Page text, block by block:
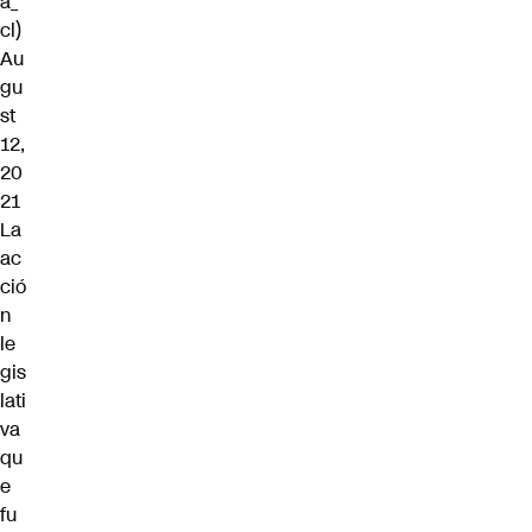
cl)
Au
gu
st
12,
20
21
La
ac
ció
n
le
gis
lati
va
qu
e
fu